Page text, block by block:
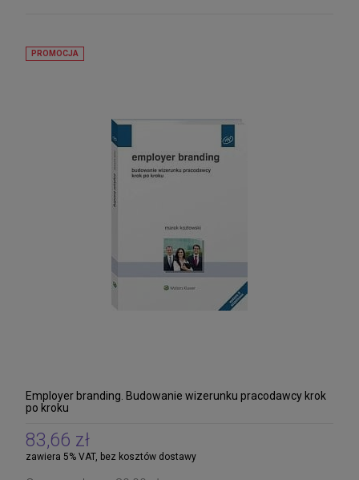
Employer branding. Budowanie wizerunku pracodawcy krok
po kroku
83,66 zł
zawiera 5% VAT, bez kosztów dostawy
PROMOCJA